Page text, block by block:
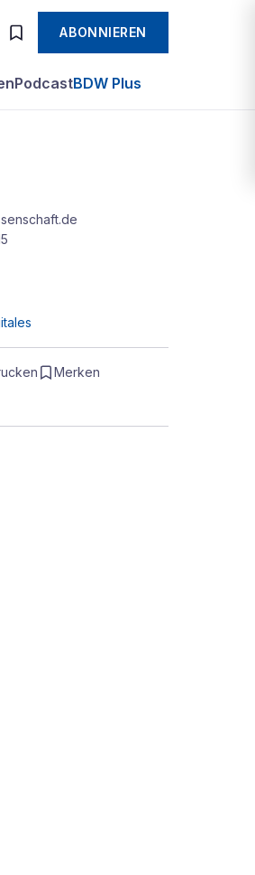
ABONNIEREN
PodcastBDW Plus
Merken